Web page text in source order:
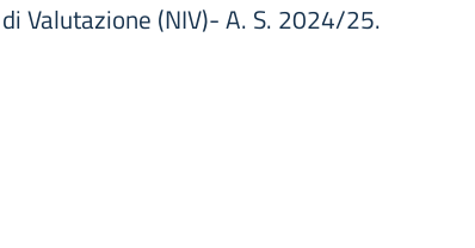
Valutazione (NIV)- A. S. 2024/25.